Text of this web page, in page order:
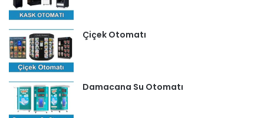
Çiçek Otomatı
Damacana Su Otomatı